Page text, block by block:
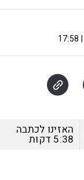
האזינו לכתבה
5:38 דקות